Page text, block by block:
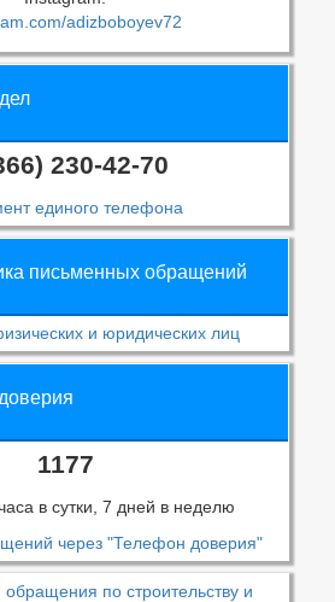
adizboboyev72
230-42-70
единого телефона
письменных обращений
и юридических лиц
1177
в сутки, 7 дней в неделю
через "Телефон доверия"
по строительству и